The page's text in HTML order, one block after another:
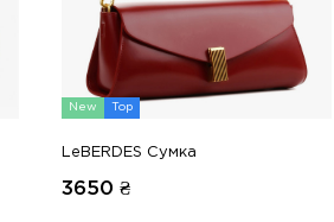
New Top
LeBERDES Сумка
3650 ₴